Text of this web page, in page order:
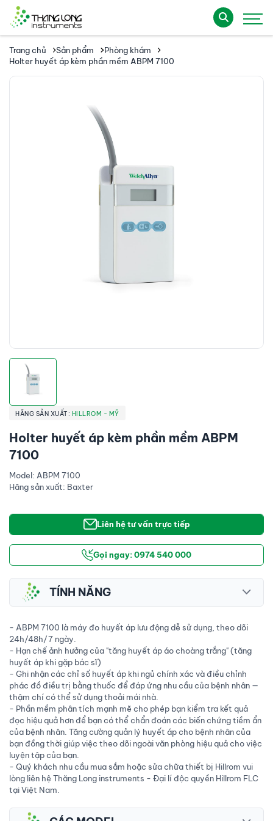
Trang chủ Sản phẩm
Phòng khám
Holter huyết áp kèm phần mềm ABPM 7100
HÃNG SẢN XUẤT: HILLROM - MỸ
Holter huyết áp kèm phần mềm ABPM
7100
Model: ABPM 7100
Hãng sản xuất: Baxter
Liên hệ tư vấn trực tiếp
Gọi ngay: 0974 540 000
TÍNH NĂNG
- ABPM 7100 là máy đo huyết áp lưu động dễ sử dụng, theo dõi
24h/48h/7 ngày.
- Hạn chế ảnh hưởng của "tăng huyết áp áo choàng trắng" (tăng
huyết áp khi gặp bác sĩ)
- Ghi nhận các chỉ số huyết áp khi ngủ chính xác và điều chỉnh
phác đồ điều trị bằng thuốc để đáp ứng nhu cầu của bệnh nhân —
thậm chí có thể sử dụng thoải mái nhà.
- Phần mềm phân tích mạnh mẽ cho phép bạn kiểm tra kết quả
đọc hiệu quả hơn để bạn có thể chẩn đoán các biến chứng tiềm ẩn
của bệnh nhân. Tăng cường quản lý huyết áp cho bệnh nhân của
bạn đồng thời giúp việc theo dõi ngoài văn phòng hiệu quả cho việc
luyện tập của bạn.
- Quý khách nhu cầu mua sắm hoặc sửa chữa thiết bị Hillrom vui
lòng liên hệ Thăng Long instruments - Đại lí độc quyền Hillrom FLC
tại Việt Nam.